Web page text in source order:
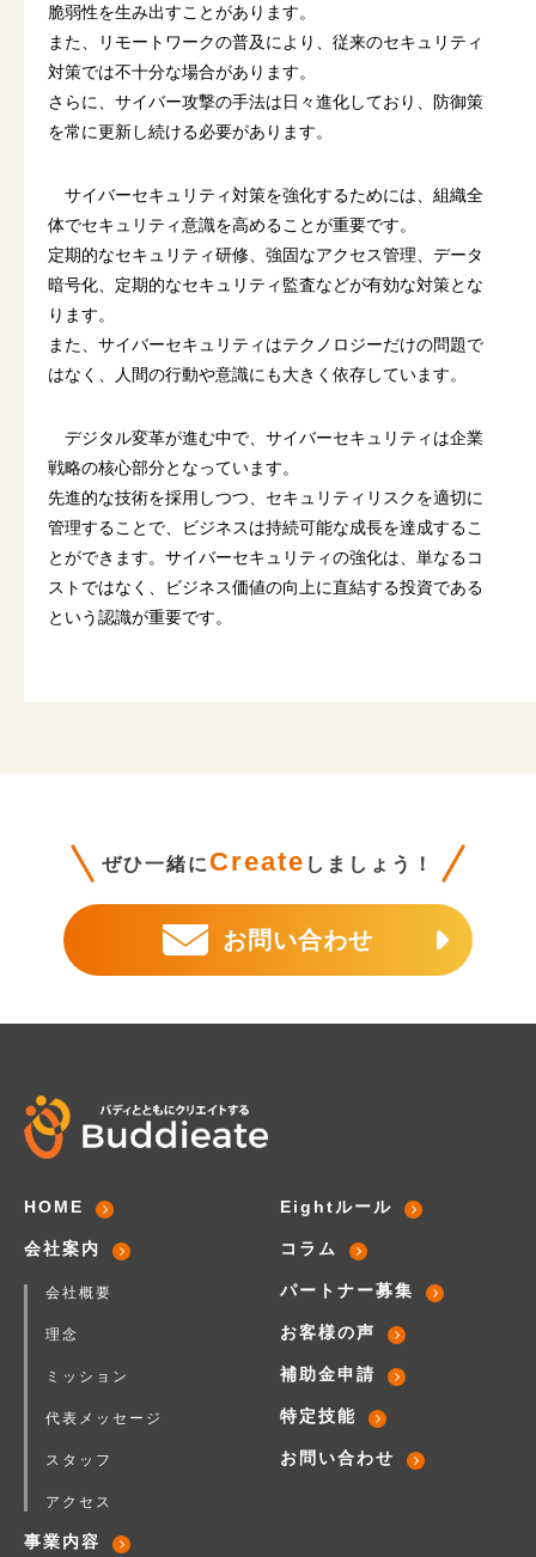
脆弱性を生み出すことがあります。
また、リモートワークの普及により、従来のセキュリティ
対策では不十分な場合があります。
さらに、サイバー攻撃の手法は日々進化しており、防御策
を常に更新し続ける必要があります。
サイバーセキュリティ対策を強化するためには、組織全
体でセキュリティ意識を高めることが重要です。
定期的なセキュリティ研修、強固なアクセス管理、データ
暗号化、定期的なセキュリティ監査などが有効な対策とな
ります。
また、サイバーセキュリティはテクノロジーだけの問題で
はなく、人間の行動や意識にも大きく依存しています。
デジタル変革が進む中で、サイバーセキュリティは企業
戦略の核心部分となっています。
先進的な技術を採用しつつ、セキュリティリスクを適切に
管理することで、ビジネスは持続可能な成長を達成するこ
とができます。サイバーセキュリティの強化は、単なるコ
ストではなく、ビジネス価値の向上に直結する投資である
という認識が重要です。
ぜひ一緒に Create しましょう！
お問い合わせ
HOME
会社案内
会社概要
理念
ミッション
代表メッセージ
スタッフ
アクセス
事業内容
Eightルール
コラム
パートナー募集
お客様の声
補助金申請
特定技能
お問い合わせ